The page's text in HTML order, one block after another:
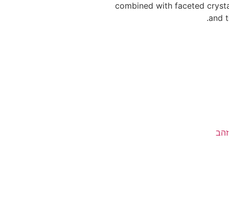
combined with faceted
and